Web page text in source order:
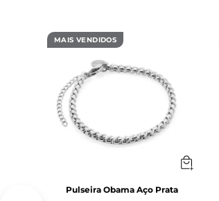
MAIS VENDIDOS
Pulseira Obama Aço Prata